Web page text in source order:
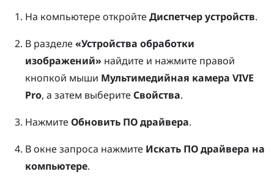
На компьютере откройте Диспетчер устройств.
В разделе «Устройства обработки
изображений» найдите и нажмите правой
кнопкой мыши Мультимедийная камера VIVE
Pro, а затем выберите Свойства.
Нажмите Обновить ПО драйвера.
В окне запроса нажмите Искать ПО драйвера на
компьютере.